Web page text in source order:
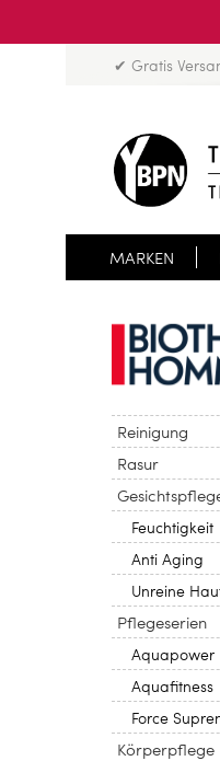
✔ Gratis
MARKEN
Reinigung
Rasur
Feuchtigkeit
Anti Aging
Unreine
Pflegeserien
Aquapower
Aquafitness
Force
Körperpflege